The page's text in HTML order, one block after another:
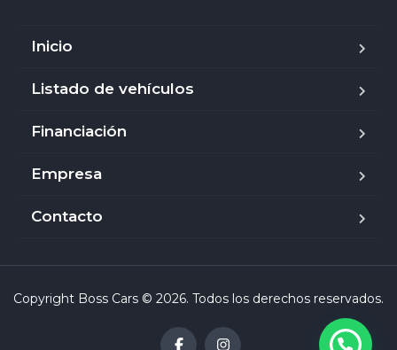
Inicio
Listado de vehículos
Financiación
Empresa
Contacto
Copyright Boss Cars © 2026. Todos los derechos reservados.